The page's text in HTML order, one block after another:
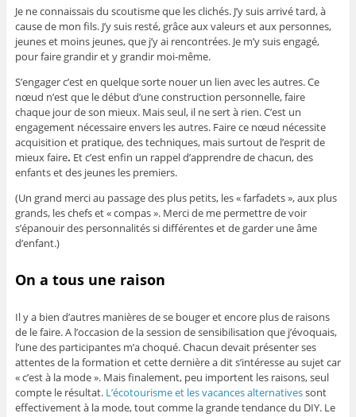
Je ne connaissais du scoutisme que les clichés. J’y suis arrivé tard, à
cause de mon fils. J’y suis resté, grâce aux valeurs et aux personnes,
jeunes et moins jeunes, que j’y ai rencontrées. Je m’y suis engagé,
pour faire grandir et y grandir moi-même.
S’engager c’est en quelque sorte nouer un lien avec les autres. Ce
nœud n’est que le début d’une construction personnelle, faire
chaque jour de son mieux. Mais seul, il ne sert à rien. C’est un
engagement nécessaire envers les autres. Faire ce nœud nécessite
acquisition et pratique, des techniques, mais surtout de l’esprit de
mieux faire. Et c’est enfin un rappel d’apprendre de chacun, des
enfants et des jeunes les premiers.
(Un grand merci au passage des plus petits, les « farfadets », aux plus
grands, les chefs et « compas ». Merci de me permettre de voir
s’épanouir des personnalités si différentes et de garder une âme
d’enfant.)
On a tous une raison
Il y a bien d’autres manières de se bouger et encore plus de raisons
de le faire. A l’occasion de la session de sensibilisation que j’évoquais,
l’une des participantes m’a choqué. Chacun devait présenter ses
attentes de la formation et cette dernière a dit s’intéresse au sujet car
« c’est à la mode ». Mais finalement, peu importent les raisons, seul
compte le résultat. L’écotourisme et les vacances alternativessont
effectivement à la mode, tout comme la grande tendance du DIY. Le